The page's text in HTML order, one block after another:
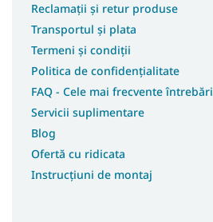
Reclamații și retur produse
Transportul și plata
Termeni și condiții
Politica de confidențialitate
FAQ - Cele mai frecvente întrebări
Servicii suplimentare
Blog
Ofertă cu ridicata
Instrucțiuni de montaj